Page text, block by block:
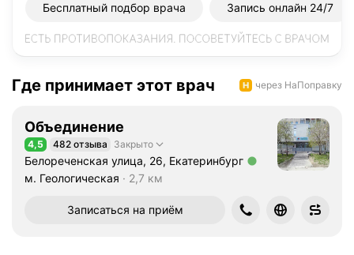
Бесплатный подбор врача Запись онлайн 24/7
Где принимает этот врач через НаПоправку
Объединение
Рейтинг 4,5 из 5
4,5 482 отзыва Закрыто
Белореченская улица, 26, Екатеринбург
Метро м. Геологическая Расстояние 2,7 км
м. Геологическая 2,7 км
Записаться на приём